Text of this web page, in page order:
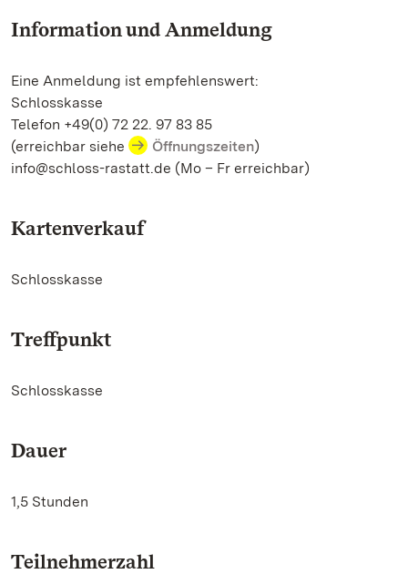
Information und Anmeldung
Eine Anmeldung ist empfehlenswert:
Schlosskasse
Telefon +49(0) 72 22. 97 83 85
(erreichbar siehe
Öffnungszeiten)
info@schloss-rastatt.de (Mo – Fr erreichbar)
Kartenverkauf
Schlosskasse
Treffpunkt
Schlosskasse
Dauer
1,5 Stunden
Teilnehmerzahl